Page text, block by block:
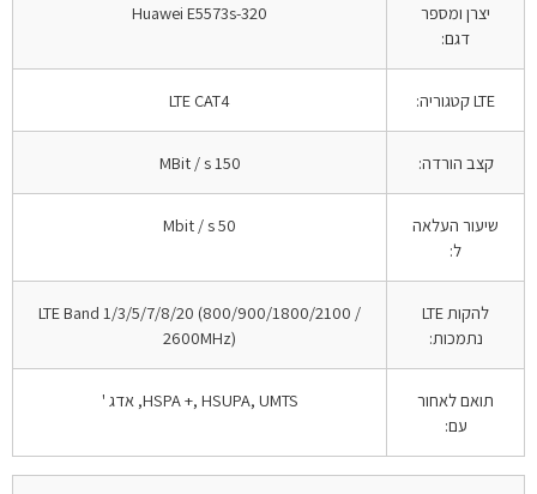
יצרן ומספר
דגם:
Huawei E5573s-320
LTE קטגוריה: LTE CAT4
קצב הורדה: 150 MBit / s
שיעור העלאה
ל:
50 Mbit / s
להקות LTE
נתמכות:
LTE Band 1/3/5/7/8/20 (800/900/1800/2100 /
2600MHz)
תואם לאחור
עם:
HSPA +, HSUPA, UMTS, אדג '